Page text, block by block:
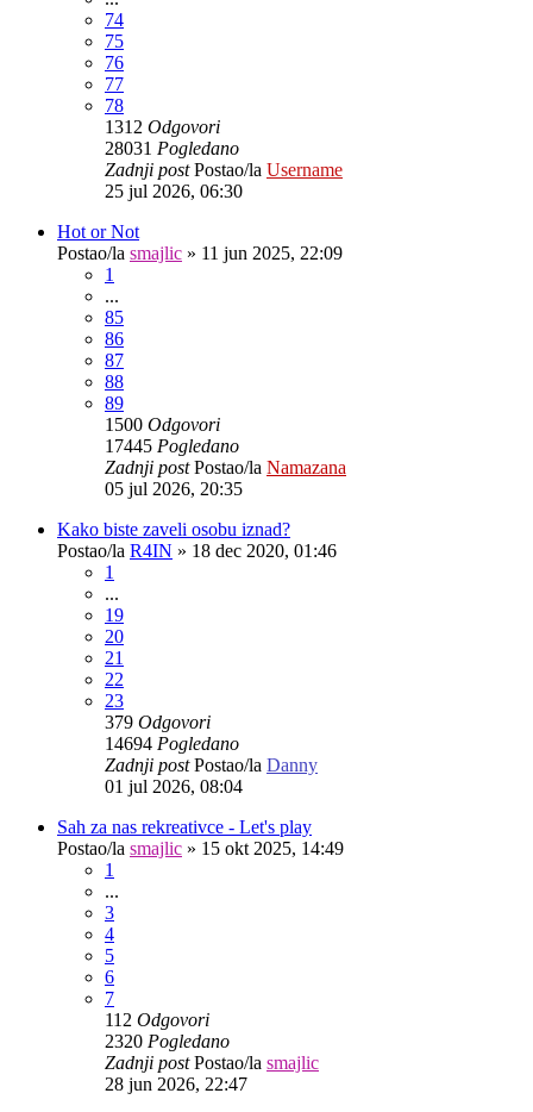
74
75
76
77
78
1312 Odgovori
28031 Pogledano
Zadnji postPostao/la Username
25 jul 2026, 06:30
Hot or Not
Postao/la smajlic » 11 jun 2025, 22:09
1
...
85
86
87
88
89
1500 Odgovori
17445 Pogledano
Zadnji postPostao/la Namazana
05 jul 2026, 20:35
Kako biste zaveli osobu iznad?
Postao/la R4IN » 18 dec 2020, 01:46
1
...
19
20
21
22
23
379 Odgovori
14694 Pogledano
Zadnji postPostao/la Danny
01 jul 2026, 08:04
Sah za nas rekreativce - Let's play
Postao/la smajlic » 15 okt 2025, 14:49
1
...
3
4
5
6
7
112 Odgovori
2320 Pogledano
Zadnji postPostao/la smajlic
28 jun 2026, 22:47